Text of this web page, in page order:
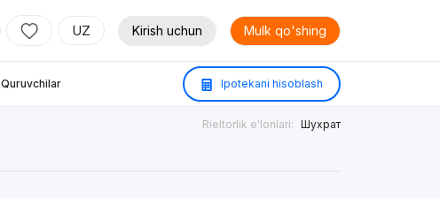
UZ Kirish uchun Mulk qo'shing
Quruvchilar Ipotekani hisoblash
Rieltorlik e'lonlari: Шухрат